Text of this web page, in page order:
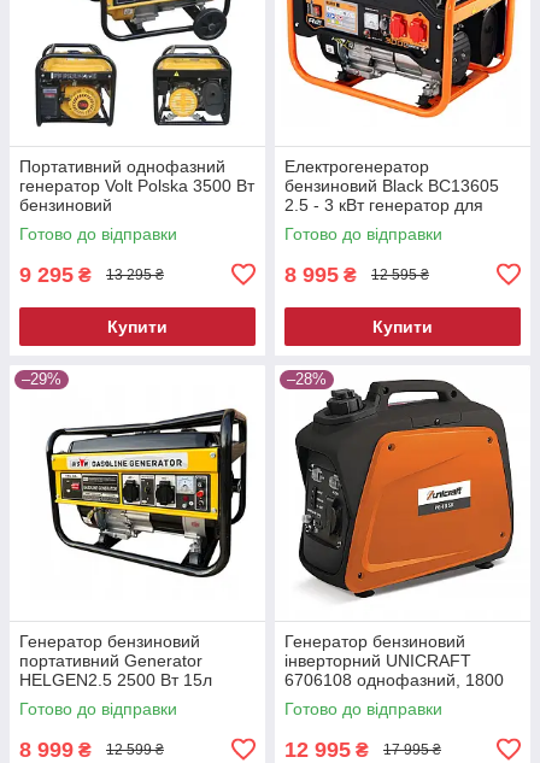
Портативний однофазний
генератор Volt Polska 3500 Вт
бензиновий
Готово до відправки
9 295 ₴ 13 295 ₴
Купити
Електрогенератор
бензиновий Black BC13605
2.5 - 3 кВт генератор для
побутової техніки генератор
бензиновий
Готово до відправки
8 995 ₴ 12 595 ₴
Купити
–29%
Генератор бензиновий
портативний Generator
HELGEN2.5 2500 Вт 15л
надійний бензиновий
генератор електростанція
Готово до відправки
8 999 ₴ 12 599 ₴
–28%
Генератор бензиновий
інверторний UNICRAFT
6706108 однофазний, 1800
Вт.
Готово до відправки
12 995 ₴ 17 995 ₴